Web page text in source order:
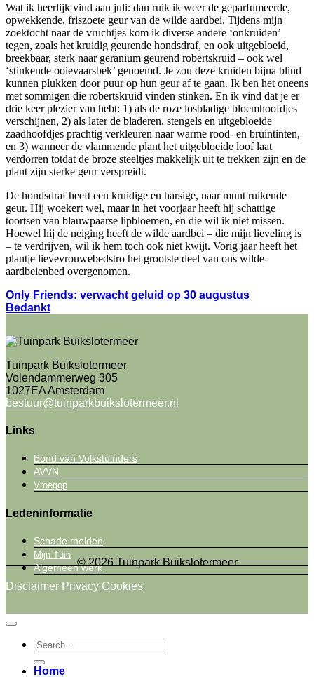
Wat ik heerlijk vind aan juli: dan ruik ik weer de geparfumeerde,
opwekkende, friszoete geur van de wilde aardbei. Tijdens mijn
zoektocht naar de vruchtjes kom ik diverse andere ‘onkruiden’
tegen, zoals het kruidig geurende hondsdraf, en ook uitgebloeid,
breekbaar, sterk naar geranium geurend robertskruid – ook wel
‘stinkende ooievaarsbek’ genoemd. Je zou deze kruiden bijna blind
kunnen plukken door puur op hun geur af te gaan. Ik ben het oneens
met sommigen die robertskruid vinden stinken. En ik vind dat je er
drie keer plezier van hebt: 1) als de roze losbladige bloemhoofdjes
verschijnen, 2) als later de bladeren, stengels en uitgebloeide
zaadhoofdjes prachtig verkleuren naar warme rood- en bruintinten,
en 3) wanneer de vlammende plant het uitgebloeide loof laat
verdorren totdat de broze steeltjes makkelijk uit te trekken zijn en de
plant zijn sterke geur verspreidt.
De hondsdraf heeft een kruidige en harsige, naar munt ruikende
geur. Hij woekert wel, maar in het voorjaar heeft hij schattige
toortsen van blauwpaarse lipbloemen, en die wil ik niet missen.
Hoewel hij de neiging heeft de wilde aardbei – die mijn lieveling is
– te verdrijven, wil ik hem toch ook niet kwijt. Vorig jaar heeft het
plantje lievevrouwebedstro het grootste deel van ons wilde-
aardbeienbed overgenomen.
Only Friends: verwacht geluid op 30 augustus
Bedankt
Tuinpark Buikslotermeer
Volendammerweg 305
1027EA Amsterdam
bestuur@tuinparkbuikslotermeer.nl
Links
Bond van Volkstuinders
AVVN
Vroegop
Ledeninformatie
Schade melden
Mijn Tuin
Algemeen werk© 2026 Tuinpark Buikslotermeer
Disclaimer Privacy Cookies
Home